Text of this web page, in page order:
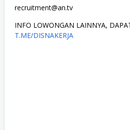
recruitment@an.tv
INFO LOWONGAN LAINNYA,
T.ME/DISNAKERJA